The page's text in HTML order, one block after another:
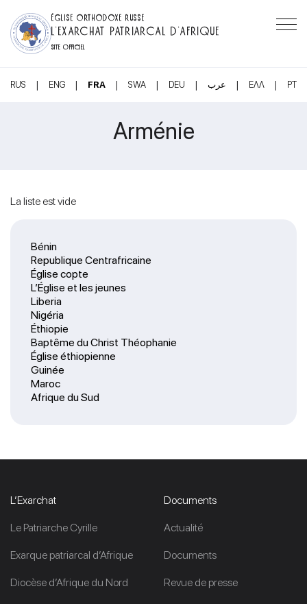
ÉGLISE ORTHODOXE RUSSE
L’EXARCHAT PATRIARCAL D’AFRIQUE
SITE OFFICIEL
RUS | ENG | FRA | SWA | DEU | عرب | ΕΛΛ | PT
Arménie
Bénin
Republique Centrafricaine
Église copte
L’Église et les jeunes
Liberia
Nigéria
Éthiopie
Baptême du Christ Théophanie
Église éthiopienne
Guinée
Maroc
Afrique du Sud
La liste est vide
L’Exarchat
Le Patriarche Cyrille
Exarque patriarcal d’Afrique
Diocèse d’Afrique du Nord
Documents
Actualité
Documents
Revue de presse